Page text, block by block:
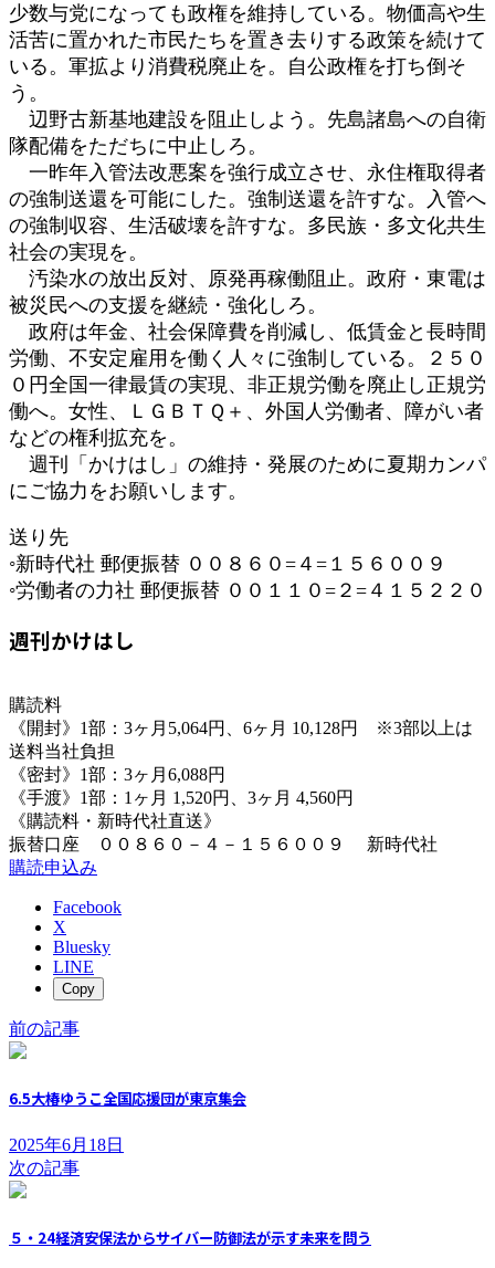
少数与党になっても政権を維持している。物価高や生
活苦に置かれた市民たちを置き去りする政策を続けて
いる。軍拡より消費税廃止を。自公政権を打ち倒そ
う。
辺野古新基地建設を阻止しよう。先島諸島への自衛
隊配備をただちに中止しろ。
一昨年入管法改悪案を強行成立させ、永住権取得者
の強制送還を可能にした。強制送還を許すな。入管へ
の強制収容、生活破壊を許すな。多民族・多文化共生
社会の実現を。
汚染水の放出反対、原発再稼働阻止。政府・東電は
被災民への支援を継続・強化しろ。
政府は年金、社会保障費を削減し、低賃金と長時間
労働、不安定雇用を働く人々に強制している。２５０
０円全国一律最賃の実現、非正規労働を廃止し正規労
働へ。女性、ＬＧＢＴＱ＋、外国人労働者、障がい者
などの権利拡充を。
週刊「かけはし」の維持・発展のために夏期カンパ
にご協力をお願いします。
送り先
◦新時代社 郵便振替 ００８６０=４=１５６００９
◦労働者の力社 郵便振替 ００１１０=２=４１５２２０
週刊かけはし
購読料
《開封》1部：3ヶ月5,064円、6ヶ月 10,128円 ※3部以上は
送料当社負担
《密封》1部：3ヶ月6,088円
《手渡》1部：1ヶ月 1,520円、3ヶ月 4,560円
《購読料・新時代社直送》
振替口座 ００８６０－４－１５６００９ 新時代社
購読申込み
Facebook
X
Bluesky
LINE
Copy
前の記事
6.5大椿ゆうこ全国応援団が東京集会
2025年6月18日
次の記事
５・24経済安保法からサイバー防御法が示す未来を問う